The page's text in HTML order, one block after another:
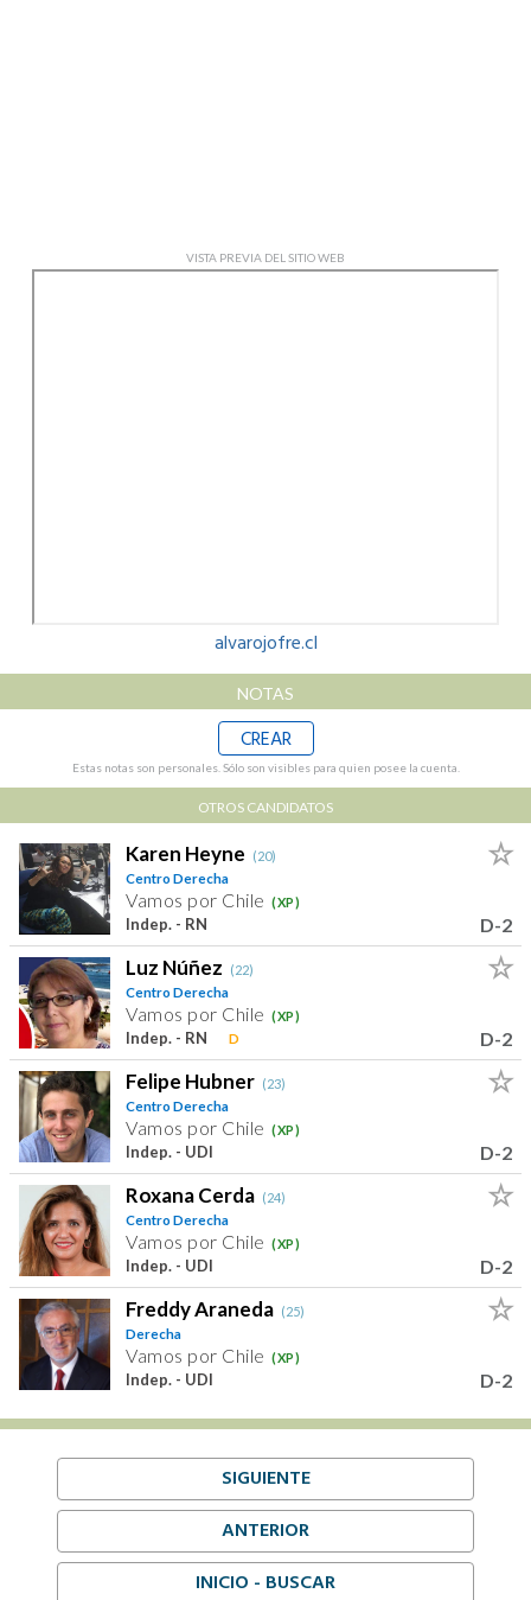
VISTA PREVIA DEL SITIO WEB
alvarojofre.cl
NOTAS
CREAR
Estas notas son personales. Sólo son visibles para quien posee la cuenta.
OTROS CANDIDATOS
Karen Heyne
(20)
Centro Derecha
Vamos por Chile (XP)
Indep. - RN D-2
Luz Núñez
(22)
Centro Derecha
Vamos por Chile (XP)
Indep. - RN D D-2
Felipe Hubner (23)
Centro Derecha
Vamos por Chile (XP)
Indep. - UDI D-2
Roxana Cerda (24)
Centro Derecha
Vamos por Chile (XP)
Indep. - UDI D-2
Freddy Araneda (25)
Derecha
Vamos por Chile (XP)
Indep. - UDI D-2
SIGUIENTE
ANTERIOR
INICIO - BUSCAR